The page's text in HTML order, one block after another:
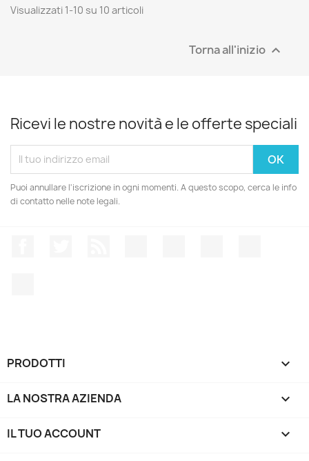
Visualizzati 1-10 su 10 articoli
Torna all'inizio 
Ricevi le nostre novità e le offerte speciali
Puoi annullare l'iscrizione in ogni momenti. A questo scopo, cerca le info
di contatto nelle note legali.
PRODOTTI 
LA NOSTRA AZIENDA 
IL TUO ACCOUNT 